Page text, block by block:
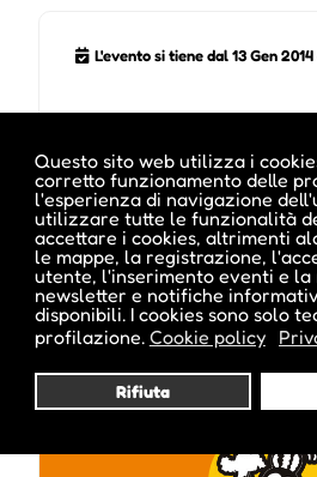
Questo sito web utilizza i
corretto funzionamento delle
l'esperienza di navigazione
utilizzare tutte le funzionalità
accettare i cookies, altrimenti
le mappe, la registrazione,
utente, l'inserimento eventi e la
newsletter e notifiche
disponibili. I cookies sono solo
profilazione. Cookie policy
Rifiuta
L'evento si tiene dal 13 Gen 2014
Pubblicato da :
ale inside